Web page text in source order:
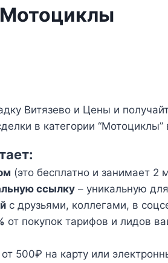
Мотоциклы
Витязево и Цены и
в категории “Мотоциклы”
(это бесплатно и занимает 2
ссылку – уникальную
с друзьями, коллегами, в
от покупок тарифов и лидов
от 500₽ на карту или